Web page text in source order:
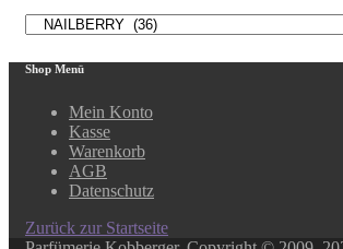
Shop Menü
Mein Konto
Kasse
Warenkorb
AGB
Datenschutz
Zurück zur Startseite